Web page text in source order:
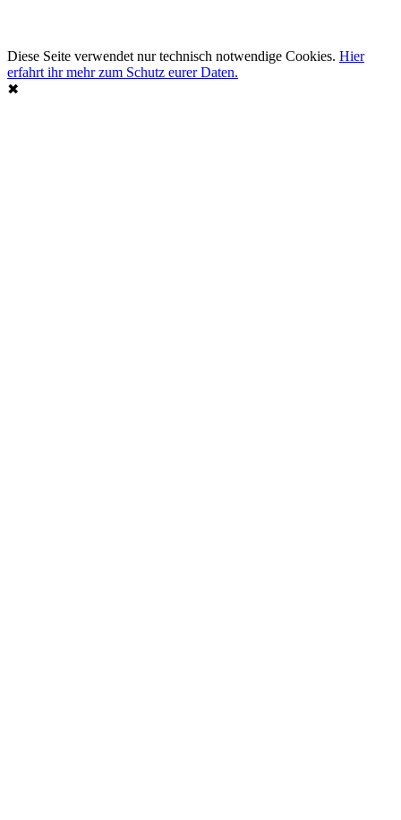
Diese Seite verwendet nur technisch notwendige Cookies. Hier
erfahrt ihr mehr zum Schutz eurer Daten.
✖